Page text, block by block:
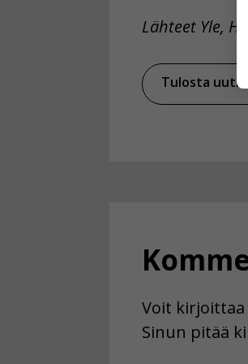
Lähteet Yle, HS
Tulosta
Voit
Sinun pitää